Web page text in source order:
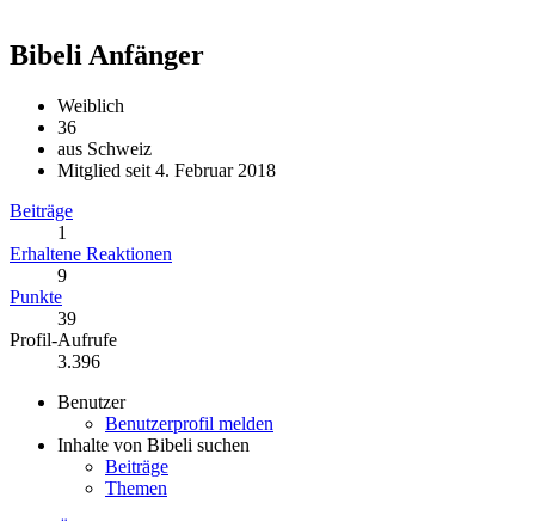
Bibeli Anfänger
Weiblich
36
aus Schweiz
Mitglied seit 4. Februar 2018
Beiträge
1
Erhaltene Reaktionen
9
Punkte
39
Profil-Aufrufe
3.396
Benutzer
Benutzerprofil melden
Inhalte von Bibeli suchen
Beiträge
Themen